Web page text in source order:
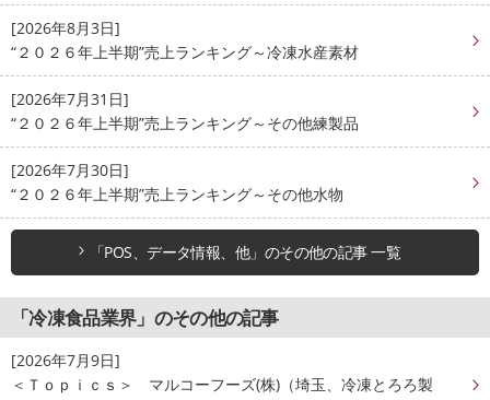
[2026年8月3日]
“２０２６年上半期”売上ランキング～冷凍水産素材
[2026年7月31日]
“２０２６年上半期”売上ランキング～その他練製品
[2026年7月30日]
“２０２６年上半期”売上ランキング～その他水物
「POS、データ情報、他」のその他の記事 一覧
「冷凍食品業界」のその他の記事
[2026年7月9日]
＜Ｔｏｐｉｃｓ＞ マルコーフーズ(株)（埼玉、冷凍とろろ製